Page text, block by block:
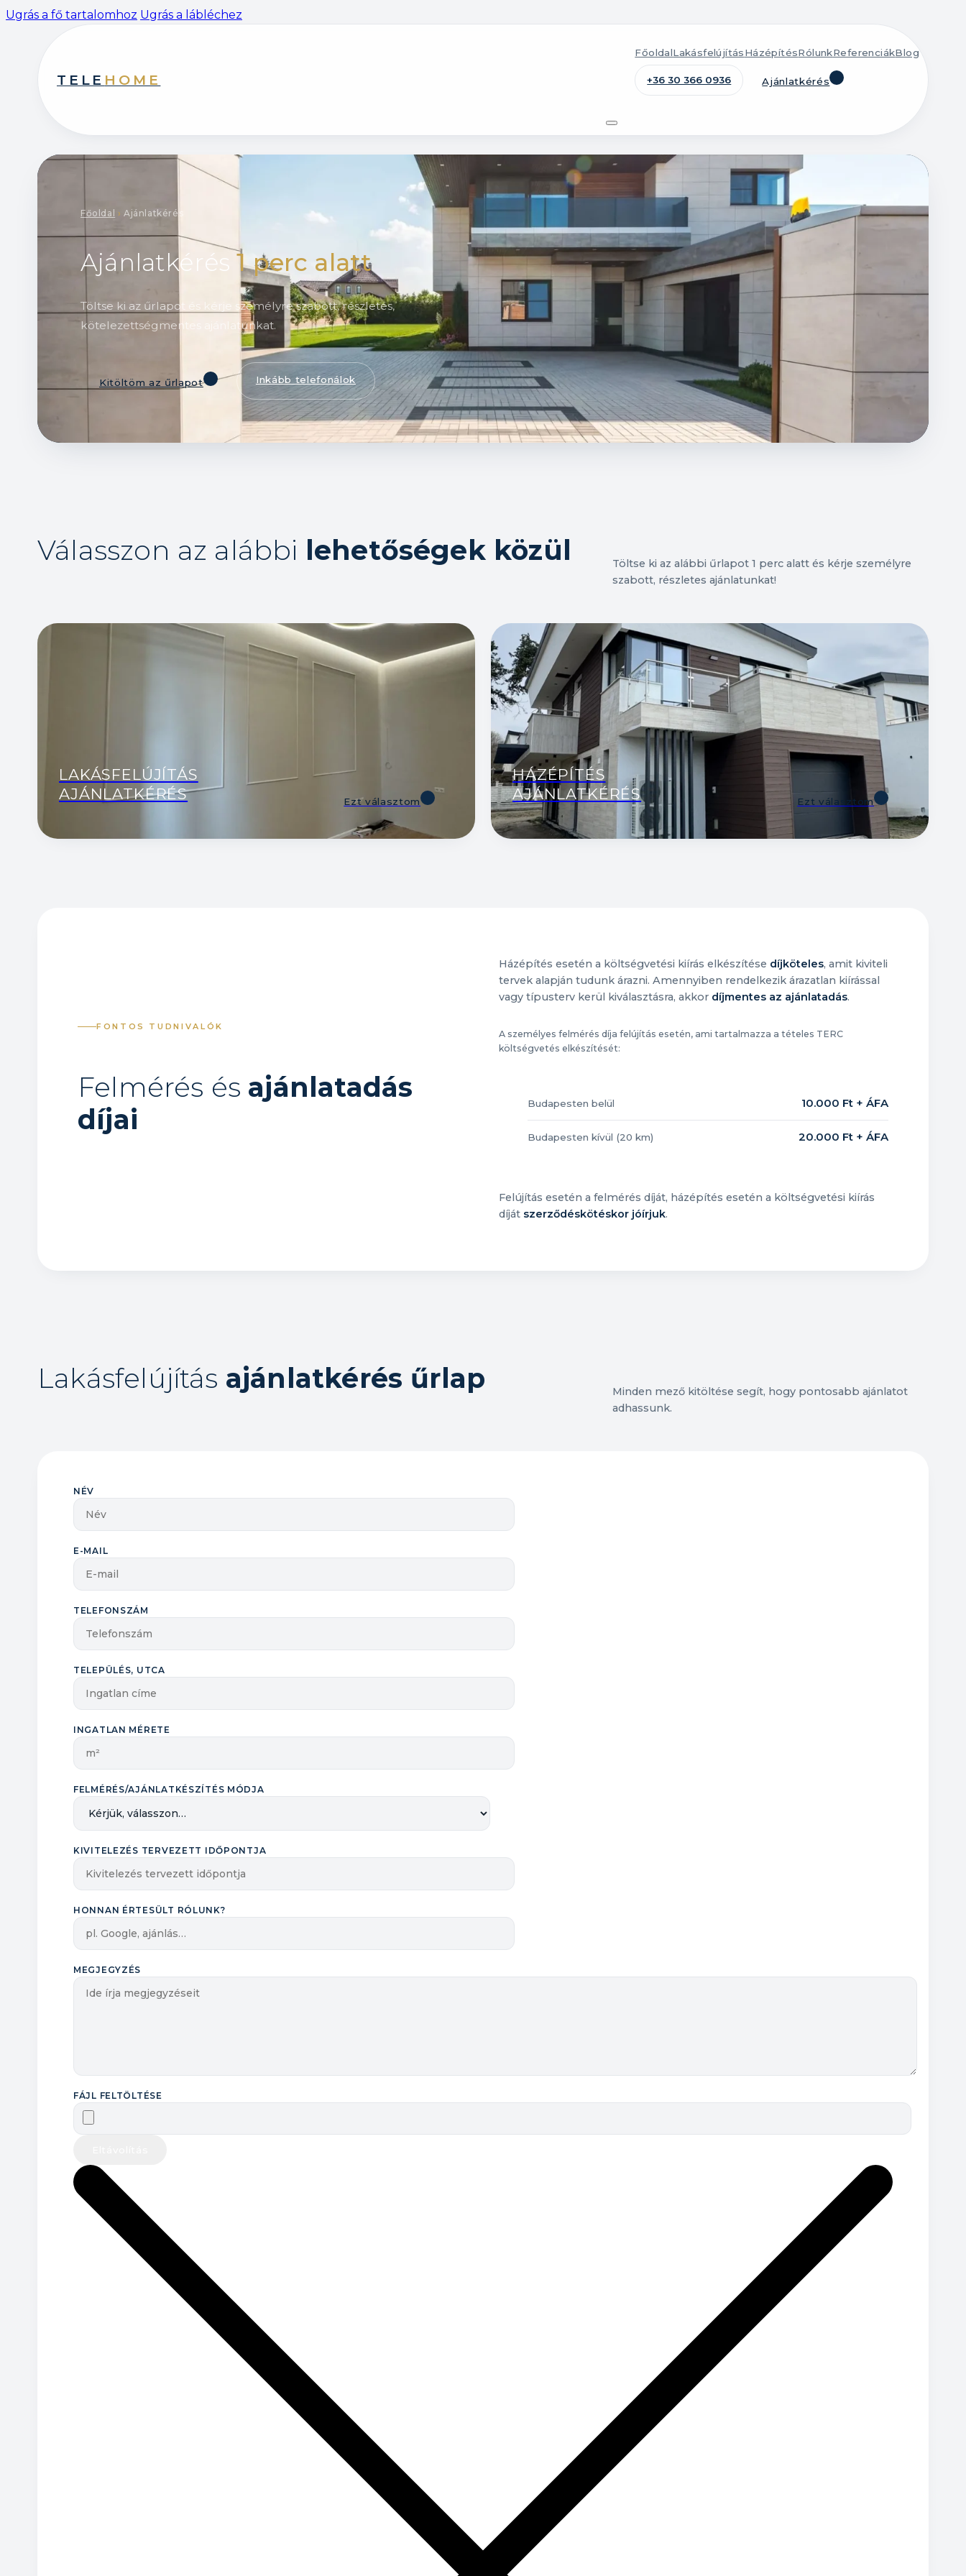
Ugrás a fő tartalomhoz Ugrás a lábléchez
TELE HOME
FőoldalLakásfelújításHázépítésRólunkReferenciákBlog
+36 30 366 0936 Ajánlatkérés
Főoldal › Ajánlatkérés
Ajánlatkérés1 perc alatt
Töltse ki az űrlapot és kérje személyre szabott, részletes,
kötelezettségmentes ajánlatunkat.
Kitöltöm az űrlapot Inkább telefonálok
Válasszon az alábbi lehetőségek közül
Töltse ki az alábbi űrlapot 1 perc alatt és kérje személyre
szabott, részletes ajánlatunkat!
LAKÁSFELÚJÍTÁS
AJÁNLATKÉRÉS
Ezt választom
HÁZÉPÍTÉS
AJÁNLATKÉRÉS
Ezt választom
FONTOS TUDNIVALÓK
Felmérés és ajánlatadás
díjai
Házépítés esetén a költségvetési kiírás elkészítése díjköteles, amit kiviteli
tervek alapján tudunk árazni. Amennyiben rendelkezik árazatlan kiírással
vagy típusterv kerül kiválasztásra, akkor díjmentes az ajánlatadás.
A személyes felmérés díja felújítás esetén, ami tartalmazza a tételes TERC
költségvetés elkészítését:
Budapesten belül 10.000 Ft + ÁFA
Budapesten kívül (20 km) 20.000 Ft + ÁFA
Felújítás esetén a felmérés díját, házépítés esetén a költségvetési kiírás
díját szerződéskötéskor jóírjuk.
Lakásfelújítás ajánlatkérés űrlap
Minden mező kitöltése segít, hogy pontosabb ajánlatot
adhassunk.
NÉV
E-MAIL
TELEFONSZÁM
TELEPÜLÉS, UTCA
INGATLAN MÉRETE
FELMÉRÉS/AJÁNLATKÉSZÍTÉS MÓDJA
KIVITELEZÉS TERVEZETT IDŐPONTJA
HONNAN ÉRTESÜLT RÓLUNK?
MEGJEGYZÉS
FÁJL FELTÖLTÉSE